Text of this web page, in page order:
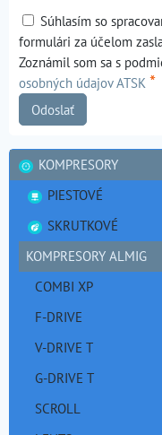
Súhlasím so
formulári za účelom
Zoznámil som sa s
osobných údajov ATSK *
Odoslať
KOMPRESORY
PIESTOVÉ
SKRUTKOVÉ
KOMPRESORY ALMIG
COMBI XP
F-DRIVE
V-DRIVE T
G-DRIVE T
SCROLL